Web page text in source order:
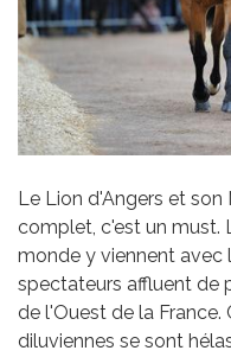
Le Lion d'Angers et son
complet, c'est un must.
monde y viennent avec
spectateurs affluent de
de l'Ouest de la France.
diluviennes se sont